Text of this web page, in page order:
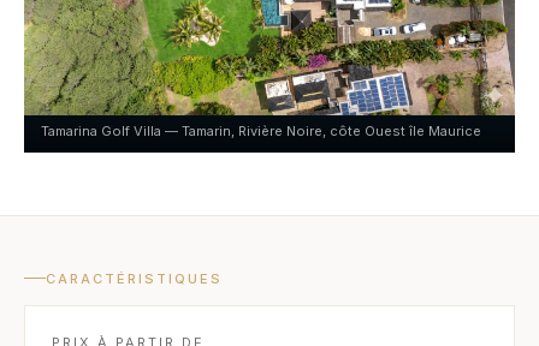
Tamarina Golf Villa — Tamarin, Rivière Noire, côte Ouest île Maurice
CARACTÉRISTIQUES
PRIX À PARTIR DE